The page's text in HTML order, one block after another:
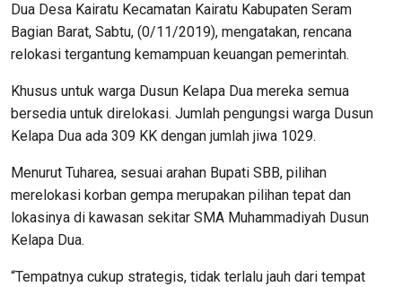
Dua Desa Kairatu Kecamatan Kairatu Kabupaten Seram
Bagian Barat, Sabtu, (0/11/2019), mengatakan, rencana
relokasi tergantung kemampuan keuangan pemerintah.
Khusus untuk warga Dusun Kelapa Dua mereka semua
bersedia untuk direlokasi. Jumlah pengungsi warga Dusun
Kelapa Dua ada 309 KK dengan jumlah jiwa 1029.
Menurut Tuharea, sesuai arahan Bupati SBB, pilihan
merelokasi korban gempa merupakan pilihan tepat dan
lokasinya di kawasan sekitar SMA Muhammadiyah Dusun
Kelapa Dua.
“Tempatnya cukup strategis, tidak terlalu jauh dari tempat